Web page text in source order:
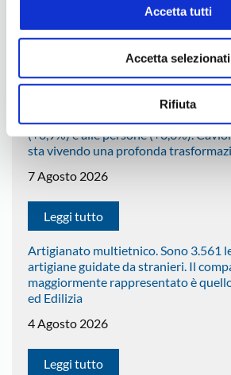
Accetta tutti
Accetta selezionati
Rifiuta
Ultimi Comunicati
Leggera flessione (-0,2%) delle
primi sei mesi del 2026. In crescita
(+0,9%) e alle persone (+0,6%).
sta vivendo una profonda
7 Agosto 2026
Leggi tutto
Artigianato multietnico. Sono 3.561
artigiane guidate da stranieri. Il
maggiormente rappresentato è
ed Edilizia
4 Agosto 2026
Leggi tutto